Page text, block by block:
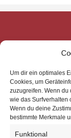
Um dir ein optimales
Cookies, um
zuzugreifen. Wenn du
wie das Surfverhalten
Wenn du deine
bestimmte Merkmale
Funktional
mecom
Mittelweg 143
Zentrale
Telefon: +49 40
E-Mail:
Support